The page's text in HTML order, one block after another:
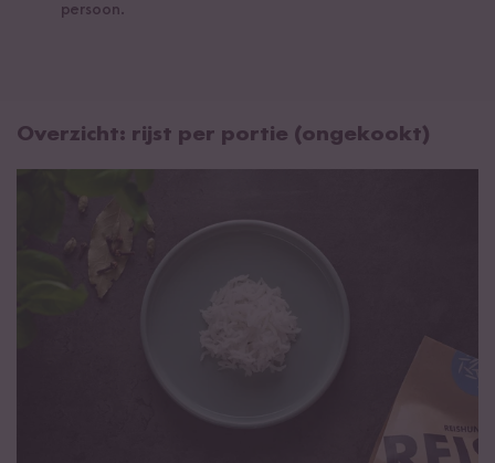
persoon.
Overzicht: rijst per portie (ongekookt)